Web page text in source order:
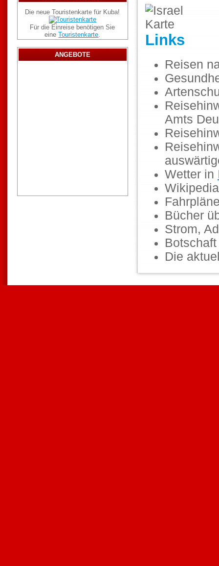
Die neue Touristenkarte für Kuba!
Für die Einreise benötigen Sie
eineTouristenkarte.
ANGEBOTE
Links
Reisen
Amts
Wetter in
Bücher
Strom,
Die